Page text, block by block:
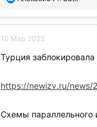
б
а
о
а
л
10 Мар 2023
Турция
https://newizv.ru/
Схемы параллельного